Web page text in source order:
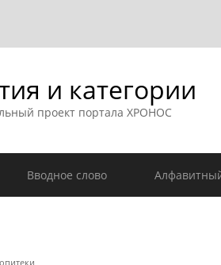
и категории
проект портала ХРОНОС
Вводное слово